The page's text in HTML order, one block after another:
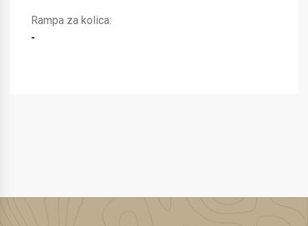
Rampa za kolica:
-